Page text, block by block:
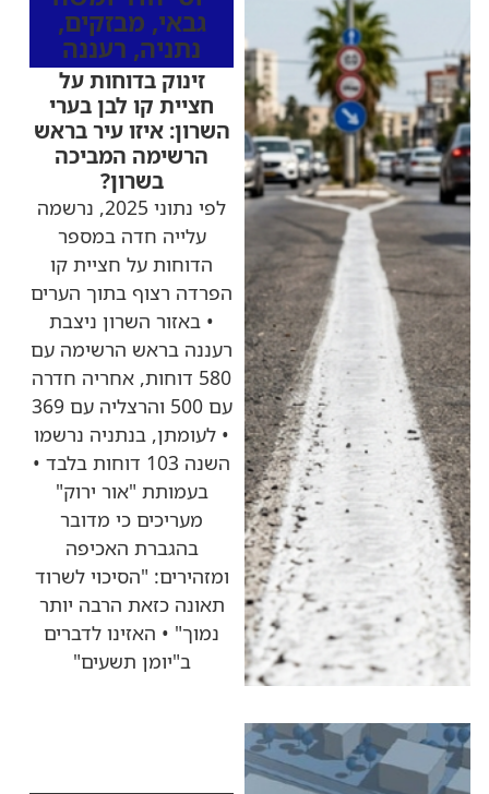
גבאי, מבזקים,
נתניה, רעננה
זינוק בדוחות על
חציית קו לבן בערי
השרון: איזו עיר בראש
הרשימה המביכה
בשרון?
לפי נתוני 2025, נרשמה
עלייה חדה במספר
הדוחות על חציית קו
הפרדה רצוף בתוך הערים
• באזור השרון ניצבת
רעננה בראש הרשימה עם
580 דוחות, אחריה חדרה
עם 500 והרצליה עם 369
• לעומתן, בנתניה נרשמו
השנה 103 דוחות בלבד •
בעמותת "אור ירוק"
מעריכים כי מדובר
בהגברת האכיפה
ומזהירים: "הסיכוי לשרוד
תאונה כזאת הרבה יותר
נמוך" • האזינו לדברים
ב"יומן תשעים"